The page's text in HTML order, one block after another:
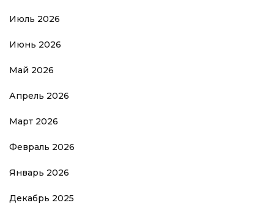
Июль 2026
Июнь 2026
Май 2026
Апрель 2026
Март 2026
Февраль 2026
Январь 2026
Декабрь 2025